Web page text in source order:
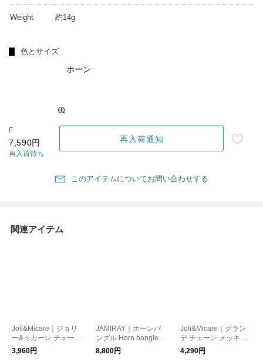
Weight 約14g
色とサイズ
ホーン
F
7,590円
再入荷待ち
再入荷通知
このアイテムについてお問い合わせする
関連アイテム
Joli&Micare｜ジョリ
ー&ミカーレ チェーン
マグネット式 ブレス
レット “W serpent” ws
3,960円
JAMIRAY｜ホーンバ
ングル Horn bangle 2
62-270128
8,800円
Joli&Micare｜グラン
デ チェーン メッキ ブ
レスレット “Grande C
hain Brace” grb0402-
4,290円